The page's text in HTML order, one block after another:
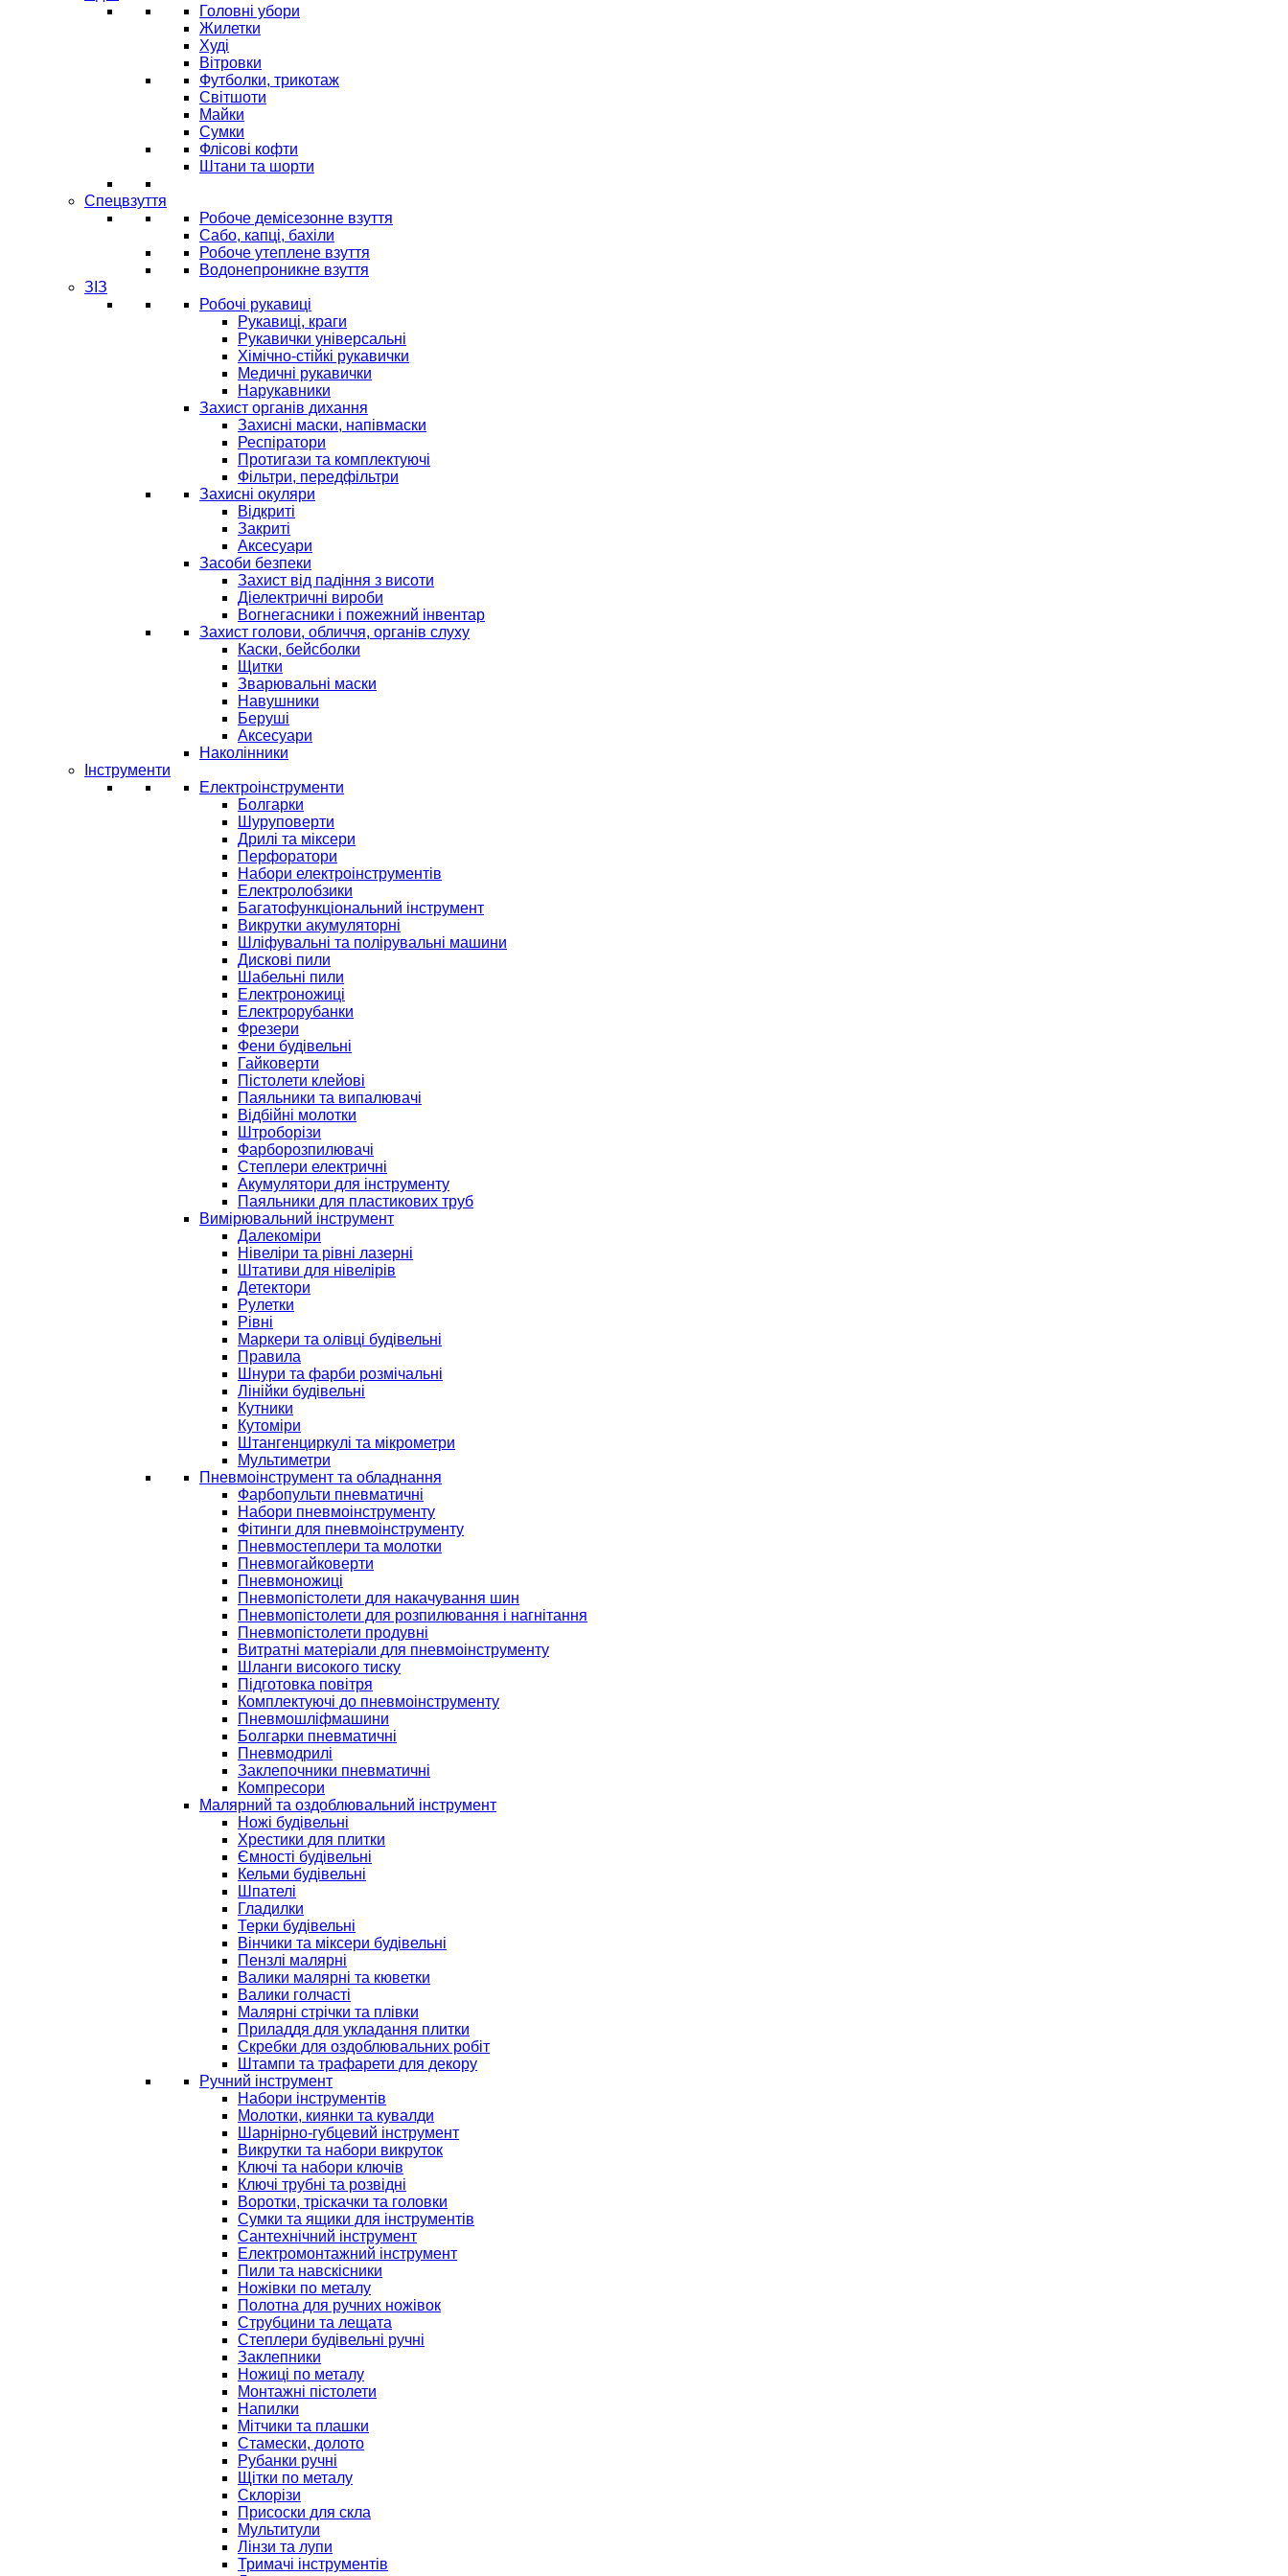
Головні убори
Жилетки
Худі
Вітровки
Футболки, трикотаж
Світшоти
Майки
Сумки
Флісові кофти
Штани та шорти
Спецвзуття
Робоче демісезонне взуття
Сабо, капці, бахіли
Робоче утеплене взуття
Водонепроникне взуття
ЗІЗ
Робочі рукавиці
Рукавиці, краги
Рукавички універсальні
Хімічно-стійкі рукавички
Медичні рукавички
Нарукавники
Захист органів дихання
Захисні маски, напівмаски
Респіратори
Протигази та комплектуючі
Фільтри, передфільтри
Захисні окуляри
Відкриті
Закриті
Аксесуари
Засоби безпеки
Захист від падіння з висоти
Діелектричні вироби
Вогнегасники і пожежний інвентар
Захист голови, обличчя, органів слуху
Каски, бейсболки
Щитки
Зварювальні маски
Навушники
Беруші
Аксесуари
Наколінники
Інструменти
Електроінструменти
Болгарки
Шуруповерти
Дрилі та міксери
Перфоратори
Набори електроінструментів
Електролобзики
Багатофункціональний інструмент
Викрутки акумуляторні
Шліфувальні та полірувальні машини
Дискові пили
Шабельні пили
Електроножиці
Електрорубанки
Фрезери
Фени будівельні
Гайковерти
Пістолети клейові
Паяльники та випалювачі
Відбійні молотки
Штроборізи
Фарборозпилювачі
Степлери електричні
Акумулятори для інструменту
Паяльники для пластикових труб
Вимірювальний інструмент
Далекоміри
Нівеліри та рівні лазерні
Штативи для нівелірів
Детектори
Рулетки
Рівні
Маркери та олівці будівельні
Правила
Шнури та фарби розмічальні
Лінійки будівельні
Кутники
Кутоміри
Штангенциркулі та мікрометри
Мультиметри
Пневмоінструмент та обладнання
Фарбопульти пневматичні
Набори пневмоінструменту
Фітинги для пневмоінструменту
Пневмостеплери та молотки
Пневмогайковерти
Пневмоножиці
Пневмопістолети для накачування шин
Пневмопістолети для розпилювання і нагнітання
Пневмопістолети продувні
Витратні матеріали для пневмоінструменту
Шланги високого тиску
Підготовка повітря
Комплектуючі до пневмоінструменту
Пневмошліфмашини
Болгарки пневматичні
Пневмодрилі
Заклепочники пневматичні
Компресори
Малярний та оздоблювальний інструмент
Ножі будівельні
Хрестики для плитки
Ємності будівельні
Кельми будівельні
Шпателі
Гладилки
Терки будівельні
Вінчики та міксери будівельні
Пензлі малярні
Валики малярні та кюветки
Валики голчасті
Малярні стрічки та плівки
Приладдя для укладання плитки
Скребки для оздоблювальних робіт
Штампи та трафарети для декору
Ручний інструмент
Набори інструментів
Молотки, киянки та кувалди
Шарнірно-губцевий інструмент
Викрутки та набори викруток
Ключі та набори ключів
Ключі трубні та розвідні
Воротки, тріскачки та головки
Сумки та ящики для інструментів
Сантехнічний інструмент
Електромонтажний інструмент
Пили та навскісники
Ножівки по металу
Полотна для ручних ножівок
Струбцини та лещата
Степлери будівельні ручні
Заклепники
Ножиці по металу
Монтажні пістолети
Напилки
Мітчики та плашки
Стамески, долото
Рубанки ручні
Щітки по металу
Склорізи
Присоски для скла
Мультитули
Лінзи та лупи
Тримачі інструментів